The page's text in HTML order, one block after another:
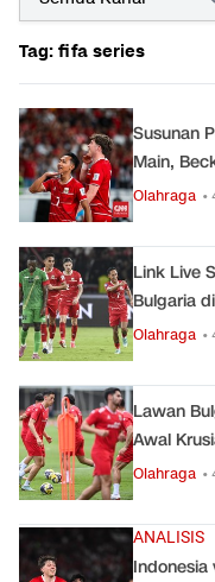
Tag: fifa series
Susunan
Main,
Olahraga •
Link Live
Bulgaria
Olahraga •
Lawan
Awal
Olahraga •
ANALISIS
Indonesia